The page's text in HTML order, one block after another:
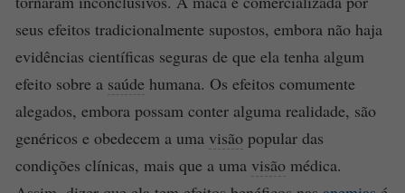
seus efeitos tradicionalmente supostos, embora não haja
evidências científicas seguras de que ela tenha algum
efeito sobre a saúde humana. Os efeitos comumente
alegados, embora possam conter alguma realidade, são
genéricos e obedecem a uma visão popular das
condições clínicas, mais que a uma visão médica.